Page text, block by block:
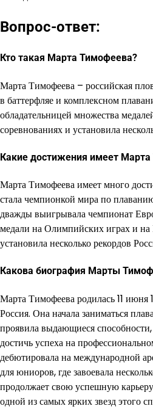
Вопрос-ответ:
Кто такая Марта Тимофеева?
Марта Тимофеева – российская
в баттерфляе и комплексном
обладательницей множества
соревнованиях и установила
Какие достижения имеет
Марта Тимофеева имеет много
стала чемпионкой мира по
дважды выигрывала чемпионат
медали на Олимпийских играх и
установила несколько рекордов
Какова биография Марты
Марта Тимофеева родилась 11 июня
Россия. Она начала заниматься
проявила выдающиеся
достичь успеха на
дебютировала на международной
для юниоров, где завоевала
продолжает свою успешную
одной из самых ярких звезд этого